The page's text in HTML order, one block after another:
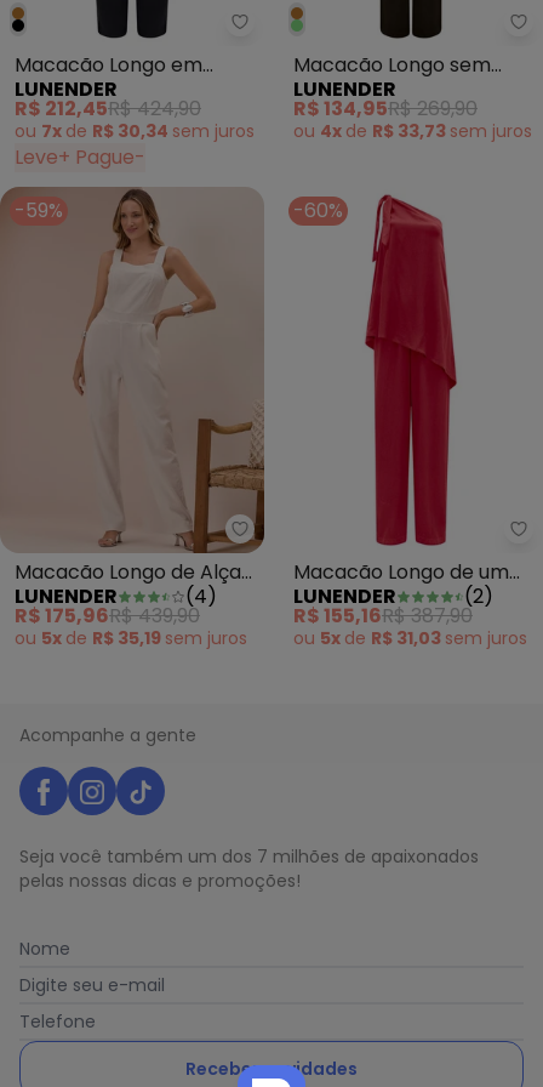
Lunender - Macacão Longo
Macacão Longo em
Tecido com Linho Preto
LUNENDER
R$ 212,45R$ 424,90
ou 7x de R$ 30,34 sem juros
Leve+ Pague-
Macacão Longo sem
Mangas Texturizada
Marrom
LUNENDER
R$ 134,95R$ 269,90
ou 4x de R$ 33,73 sem juros
-59%
Lunender - Macacão Longo de
Macacão Longo de Alças
em Tecido Branco
LUNENDER (4)
R$ 175,96R$ 439,90
ou 5x de R$ 35,19 sem juros
-60%
Macacão Longo de um
Ombro Só Vermelho
LUNENDER (2)
R$ 155,16R$ 387,90
ou 5x de R$ 31,03 sem juros
Acompanhe a gente
Seja você também um dos 7 milhões de apaixonados
pelas nossas dicas e promoções!
Nome
Digite seu e-mail
Telefone
Receber novidades